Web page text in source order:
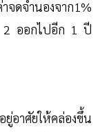
ดจำนองจาก1%
ออกไปอีก 1 ปี
อาศัยให้คล่องขึ้น